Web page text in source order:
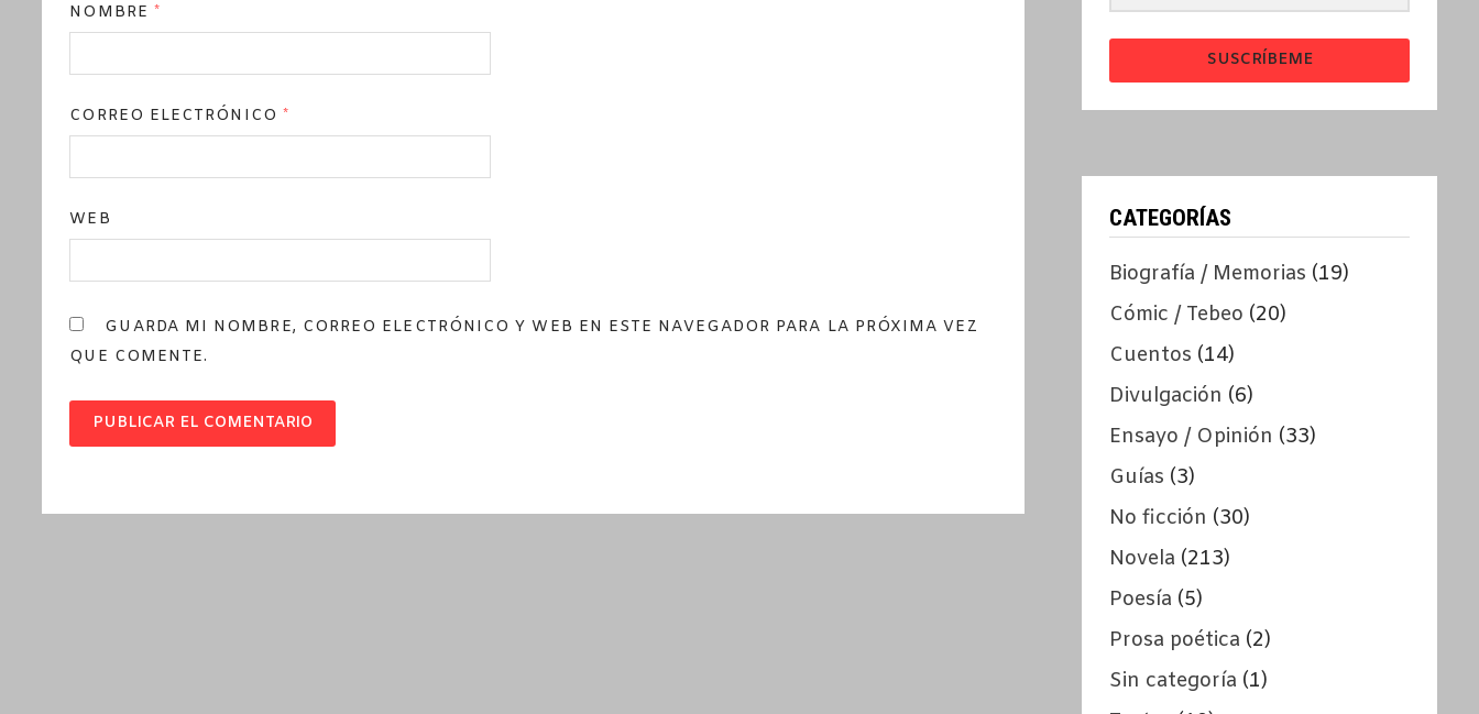
NOMBRE *
CORREO ELECTRÓNICO *
WEB
GUARDA MI NOMBRE, CORREO ELECTRÓNICO Y WEB EN ESTE NAVEGADOR PARA LA PRÓXIMA VEZ
QUE COMENTE.
SUSCRÍBEME
CATEGORÍAS
Biografía / Memorias (19)
Cómic / Tebeo (20)
Cuentos (14)
Divulgación (6)
Ensayo / Opinión (33)
Guías (3)
No ficción (30)
Novela (213)
Poesía (5)
Prosa poética (2)
Sin categoría (1)